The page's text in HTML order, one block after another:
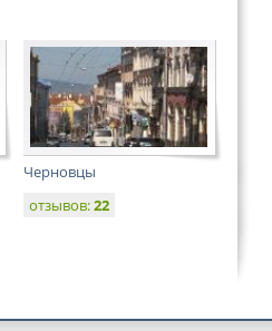
Черновцы
отзывов:22